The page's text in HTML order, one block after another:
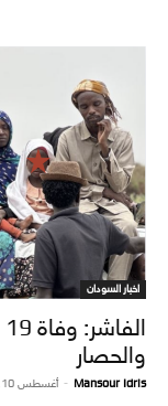
اخبار السودان
والحصار
Mansour Idris
- أغسطس 10, 2025